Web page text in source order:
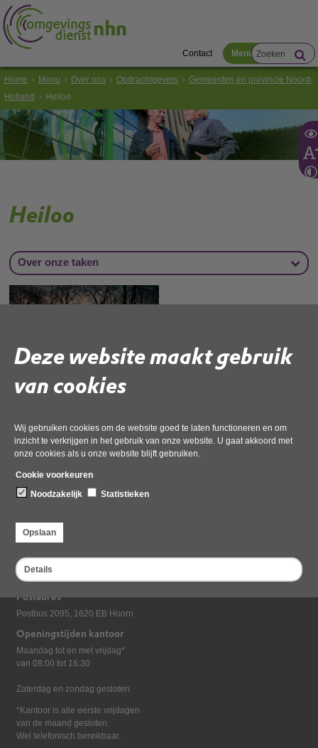
Deze website maakt gebruik
van cookies
Wij gebruiken cookies om de website goed te laten functioneren en om
inzicht te verkrijgen in het gebruik van onze website. U gaat akkoord met
onze cookies als u onze website blijft gebruiken.
Cookie voorkeuren
Noodzakelijk
Statistieken
Opslaan
Details
Contact Menu
Home Menu Over ons Opdrachtgevers
Gemeenten en provincie Noord-
Holland
Heiloo
Heiloo
Over onze taken
Deel deze pagina
Bezoekadres
Dampten 2, 1624 NR Hoorn
Postadres
Postbus 2095, 1620 EB Hoorn
Openingstijden kantoor
Maandag tot en met vrijdag*
van 08:00 tot 16:30
Zaterdag en zondag gesloten
*Kantoor is alle eerste vrijdagen
van de maand gesloten.
Wel telefonisch bereikbaar.